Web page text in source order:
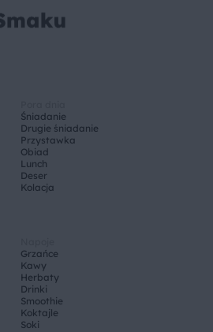
Śniadanie
Drugie śniadanie
Przystawka
Obiad
Lunch
Deser
Kolacja
Grzańce
Kawy
Herbaty
Drinki
Smoothie
Koktajle
Soki